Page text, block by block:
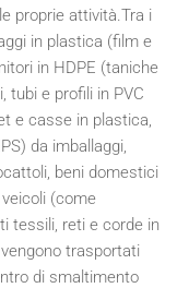
proprie attività.Tra i
in plastica (film e
in HDPE (taniche
tubi e profili in PVC
e casse in plastica,
da imballaggi,
beni domestici
(come
tessili, reti e corde in
trasportati
di smaltimento